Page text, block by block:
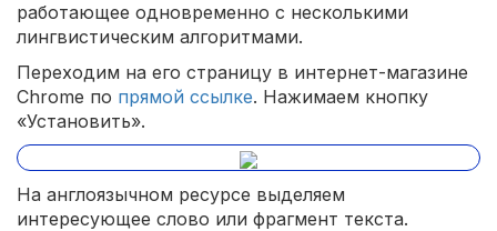
работающее одновременно с несколькими
лингвистическим алгоритмами.
Переходим на его страницу в интернет-магазине
Chrome по прямой ссылке. Нажимаем кнопку
«Установить».
На англоязычном ресурсе выделяем
интересующее слово или фрагмент текста.